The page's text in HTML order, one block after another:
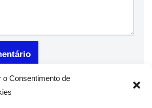
o Consentimento de